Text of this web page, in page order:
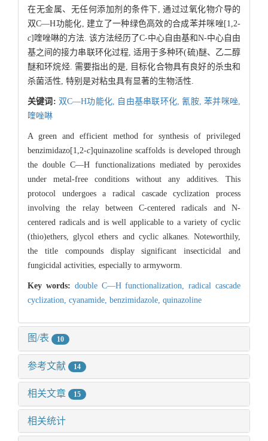
在无金属、无任何添加剂的条件下, 通过过氧化物介导的
双C—H功能化, 建立了一种绿色高效的合成苯并咪唑[1,2-
c]喹唑啉的方法. 该方法经历了C-中心自由基和N-中心自由
基之间的接力串联环化过程, 适用于多种环(硫)醚、乙二醇
醚和环烷烃. 需要指出的是, 目标化合物具有良好的杀虫和
杀菌活性, 特别是对粘虫具有显著的生物活性.
关键词: 双C—H功能化, 自由基串联环化, 氰胺,苯并咪唑,
喹唑啉
A green and efficient method for synthesis of privileged
benzimidazo[1,2-c]quinazoline scaffolds is developed through
the double C—H functionalizations mediated by peroxides
under metal-free conditions without any additives. This
protocol undergoes a radical cascade cyclization process
involving the relay between C-centered radicals and N-
centered radicals and is well applicable to a variety of cyclic
(thio)ethers, glycol ethers and cyclic alkanes. Noteworthily,
the title compounds display significant insecticidal and
fungicidal activities, especially to armyworm.
Key words: double C—H functionalization,radical cascade
cyclization, cyanamide, benzimidazole, quinazoline
图/表 10
参考文献 14
相关文章 15
相关统计